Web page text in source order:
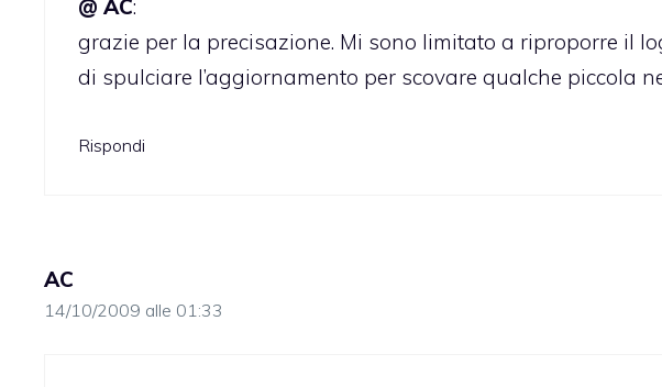
@ AC:
grazie per la precisazione. Mi sono limitato a riproporre il
di spulciare l’aggiornamento per scovare qualche piccola
Rispondi
AC
14/10/2009 alle 01:33